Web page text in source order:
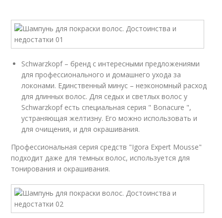
Schwarzkopf – бренд с интересными предложениями
для профессионального и домашнего ухода за
локонами. Единственный минус – неэкономный расход
для длинных волос. Для седых и светлых волос у
Schwarzkopf есть специальная серия " Bonacure ",
устраняющая желтизну. Его можно использовать и
для очищения, и для окрашивания.
Профессиональная серия средств "Igora Expert Mousse"
подходит даже для темных волос, используется для
тонирования и окрашивания.